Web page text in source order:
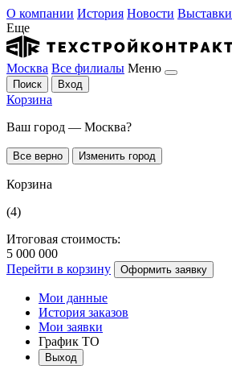
О компании История Новости Выставки
Еще
Москва Все филиалы Меню
Поиск Вход
Корзина
Ваш город — Москва?
Все верно Изменить город
Корзина
(4)
Итоговая стоимость:
5 000 000
Перейти в корзину
Оформить заявку
Мои данные
История заказов
Мои заявки
График ТО
Выход